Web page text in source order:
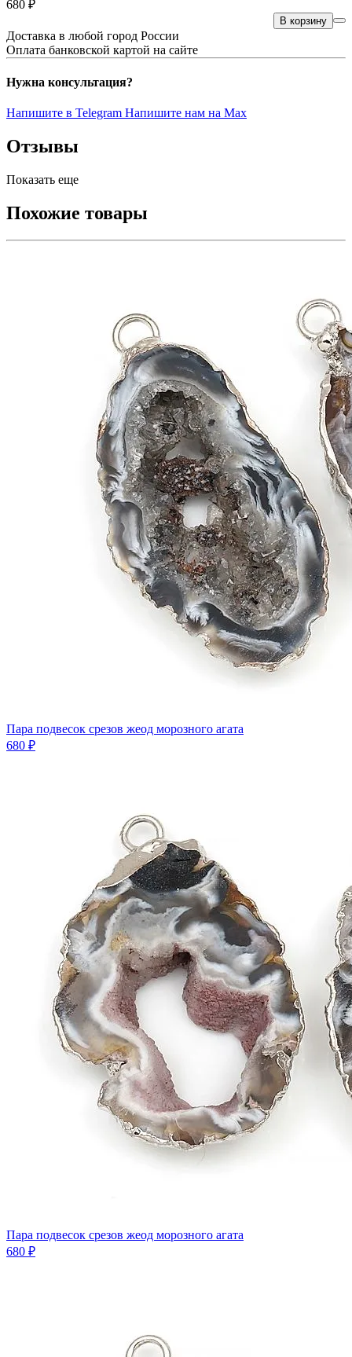
680 ₽
В корзину
Доставка в любой город России
Оплата банковской картой на сайте
Нужна консультация?
Напишите в Telegram Напишите нам на Max
Отзывы
Показать еще
Похожие товары
Пара подвесок срезов жеод морозного агата
680 ₽
Пара подвесок срезов жеод морозного агата
680 ₽